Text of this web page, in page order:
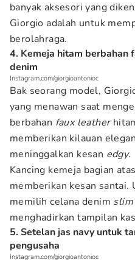
banyak aksesori yang
Giorgio adalah untuk
berolahraga.
4. Kemeja hitam berbahan
denim
Instagram.com/giorgioantonioc
Bak seorang model,
yang menawan saat
berbahan faux leather
memberikan kilauan
meninggalkan kesan edgy.
Kancing kemeja bagian
memberikan kesan santai.
memilih celana denim
menghadirkan tampilan
5. Setelan jas navy untuk
pengusaha
Instagram.com/giorgioantonioc